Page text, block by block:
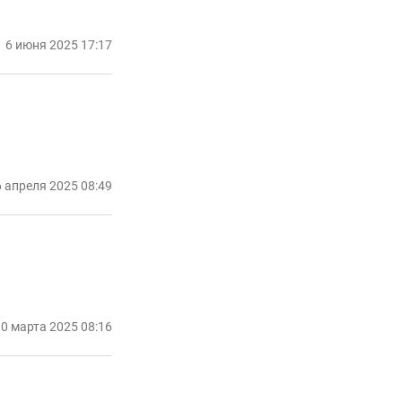
6 июня 2025 17:17
апреля 2025 08:49
марта 2025 08:16